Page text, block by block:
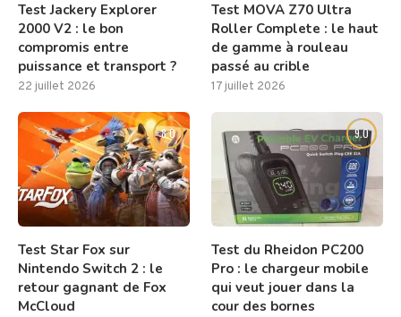
Test Jackery Explorer
2000 V2 : le bon
compromis entre
puissance et transport ?
22 juillet 2026
Test MOVA Z70 Ultra
Roller Complete : le haut
de gamme à rouleau
passé au crible
17 juillet 2026
8.0
Test Star Fox sur
Nintendo Switch 2 : le
retour gagnant de Fox
McCloud
9.0
Test du Rheidon PC200
Pro : le chargeur mobile
qui veut jouer dans la
cour des bornes